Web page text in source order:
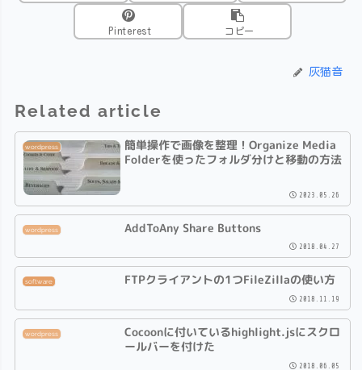
Pinterest コピー
灰猫音
Related article
wordpress
簡単操作で画像を整理！Organize Media
Folderを使ったフォルダ分けと移動の方法
2023.05.26
wordpress AddToAny Share Buttons
2018.04.27
software FTPクライアントの1つFileZillaの使い方
2018.11.19
wordpress
Cocoonに付いているhighlight.jsにスクロ
ールバーを付けた
2018.06.05